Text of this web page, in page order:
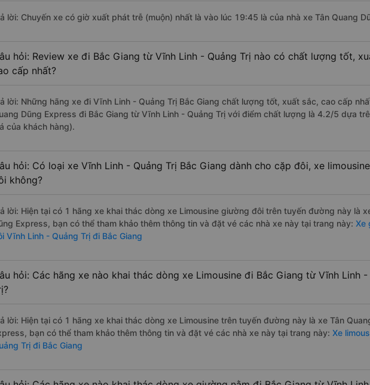
lời: Chuyến xe có giờ xuất phát trễ (muộn) nhất là vào lúc 19:45 là của nhà xe Tân Quang
hỏi: Review xe đi Bắc Giang từ Vĩnh Linh - Quảng Trị nào có chất lượng tốt,
cấp nhất?
lời: Những hãng xe đi Vĩnh Linh - Quảng Trị Bắc Giang chất lượng tốt, xuất sắc, cao cấp
Dũng Express đi Bắc Giang từ Vĩnh Linh - Quảng Trị với điểm chất lượng là 4.2/5 dựa
của khách hàng).
hỏi: Có loại xe Vĩnh Linh - Quảng Trị Bắc Giang dành cho cặp đôi, xe
không?
lời: Hiện tại có 1 hãng xe khai thác dòng xe Limousine giường đôi trên tuyến đường này là
Express, bạn có thể tham khảo thêm thông tin và đặt vé các nhà xe này tại trang này: Xe
Vĩnh Linh - Quảng Trị đi Bắc Giang
hỏi: Các hãng xe nào khai thác dòng xe Limousine đi Bắc Giang từ Vĩnh Linh -
lời: Hiện tại có 1 hãng xe khai thác dòng xe Limousine trên tuyến đường này là xe Tân
bạn có thể tham khảo thêm thông tin và đặt vé các nhà xe này tại trang này: Xe
Trị đi Bắc Giang